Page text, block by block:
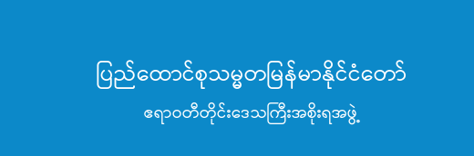
ပြည်ထောင်စုသမ္မတမြန်မာနိုင်ငံတော်
ဧရာဝတီတိုင်းဒေသကြီးအစိုးရအဖွဲ့